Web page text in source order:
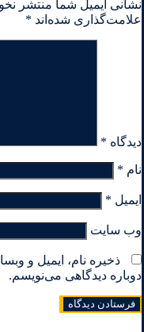
نشانی ایمیل شما منتشر
علامت‌گذاری شده‌اند *
دیدگاه *
نام *
ایمیل *
وب‌ سایت
ذخیره نام، ایمیل و
دوباره دیدگاهی می‌نویسم.
جستجو